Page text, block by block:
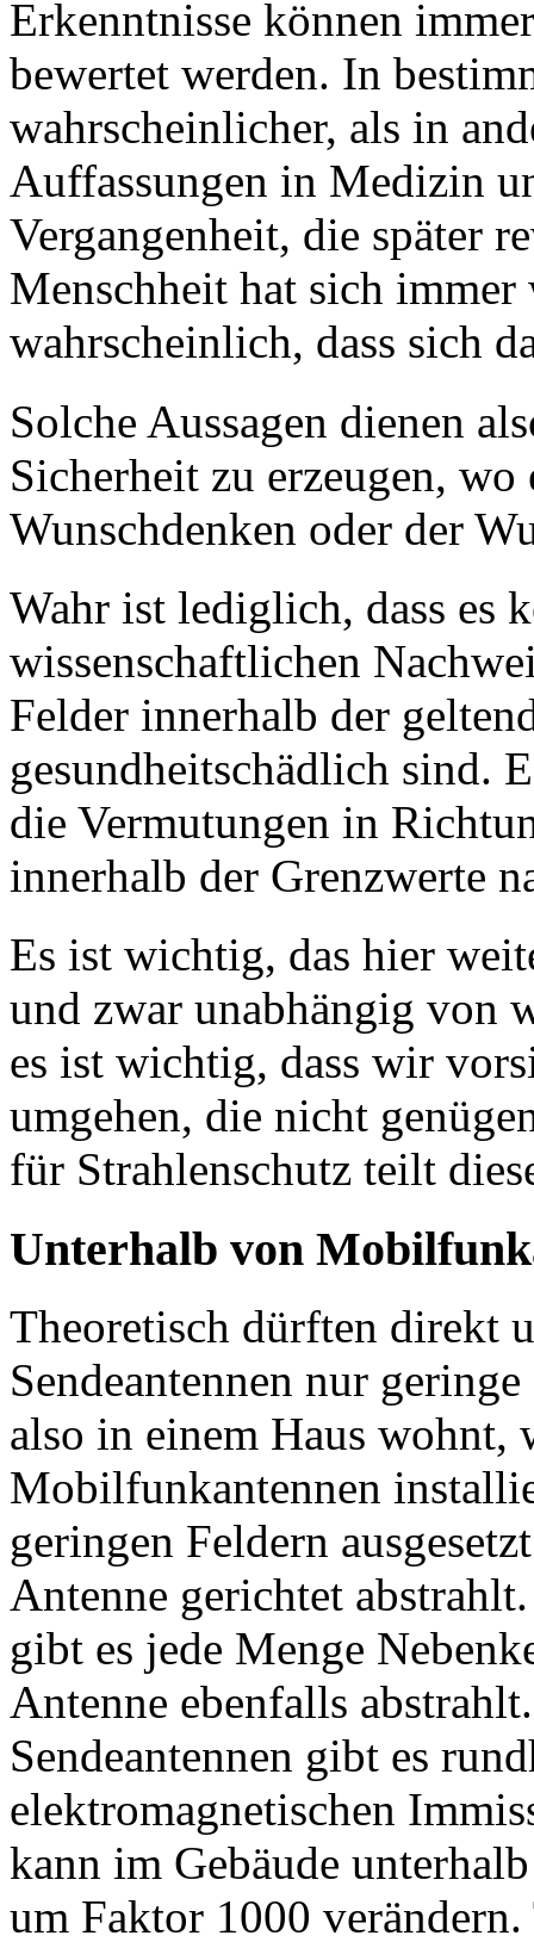
Erkenntnisse können
bewertet werden. In
wahrscheinlicher, als in
Auffassungen in Medizin
Vergangenheit, die später
Menschheit hat sich
wahrscheinlich, dass sich
Solche Aussagen dienen
Sicherheit zu erzeugen,
Wunschdenken oder der
Wahr ist lediglich, dass es
wissenschaftlichen
Felder innerhalb der
gesundheitschädlich sind.
die Vermutungen in
innerhalb der Grenzwerte
Es ist wichtig, das hier
und zwar unabhängig von
es ist wichtig, dass wir
umgehen, die nicht
für Strahlenschutz teilt
Unterhalb von
Theoretisch dürften direkt
Sendeantennen nur
also in einem Haus wohnt,
Mobilfunkantennen
geringen Feldern
Antenne gerichtet
gibt es jede Menge
Antenne ebenfalls
Sendeantennen gibt es
elektromagnetischen
kann im Gebäude
um Faktor 1000